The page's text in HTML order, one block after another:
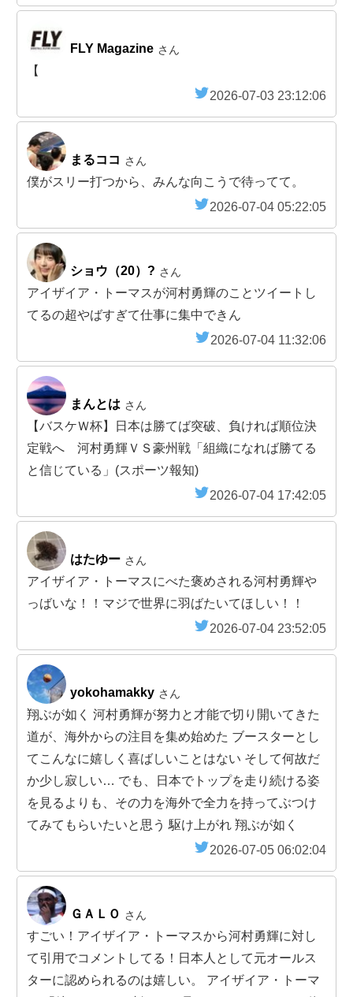
FLY Magazine さん
【
2026-07-03 23:12:06
まるココ さん
僕がスリー打つから、みんな向こうで待ってて。
2026-07-04 05:22:05
ショウ（20）? さん
アイザイア・トーマスが河村勇輝のことツイートし
てるの超やばすぎて仕事に集中できん
2026-07-04 11:32:06
まんとは さん
【バスケＷ杯】日本は勝てば突破、負ければ順位決
定戦へ 河村勇輝ＶＳ豪州戦「組織になれば勝てる
と信じている」(スポーツ報知)
2026-07-04 17:42:05
はたゆー さん
アイザイア・トーマスにべた褒めされる河村勇輝や
っばいな！！マジで世界に羽ばたいてほしい！！
2026-07-04 23:52:05
yokohamakky さん
翔ぶが如く 河村勇輝が努力と才能で切り開いてきた
道が、海外からの注目を集め始めた ブースターとし
てこんなに嬉しく喜ばしいことはない そして何故だ
か少し寂しい… でも、日本でトップを走り続ける姿
を見るよりも、その力を海外で全力を持ってぶつけ
てみてもらいたいと思う 駆け上がれ 翔ぶが如く
2026-07-05 06:02:04
ＧＡＬＯ さん
すごい！アイザイア・トーマスから河村勇輝に対し
て引用でコメントしてる！日本人として元オールス
ターに認められるのは嬉しい。 アイザイア・トーマ